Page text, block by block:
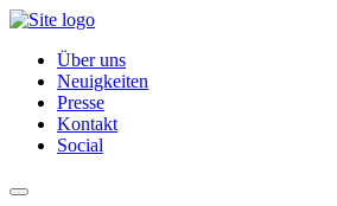
Über uns
Neuigkeiten
Presse
Kontakt
Social